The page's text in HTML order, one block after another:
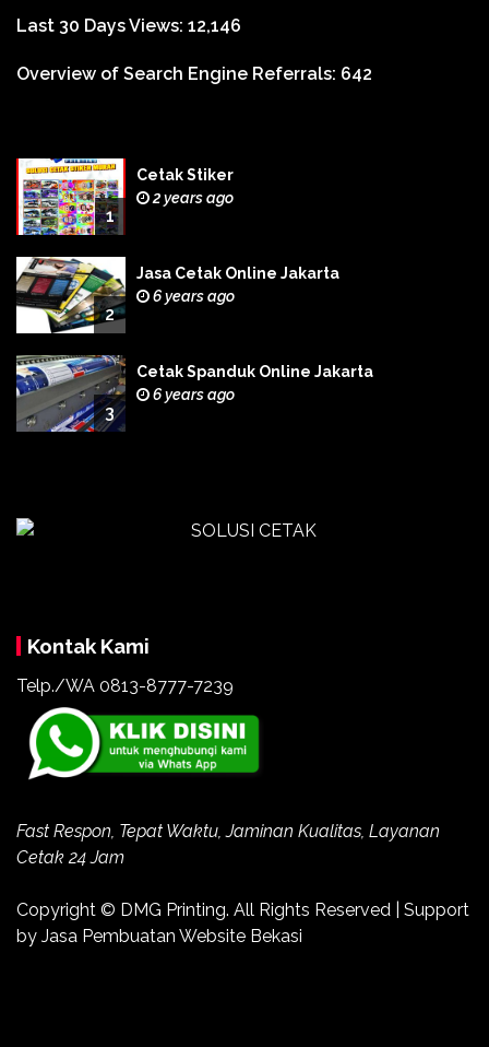
Last 30 Days Views: 12,146
Overview of Search Engine Referrals: 642
1
Cetak Stiker
2 years ago
2
Jasa Cetak Online Jakarta
6 years ago
3
Cetak Spanduk Online Jakarta
6 years ago
Kontak Kami
Telp./WA 0813-8777-7239
Fast Respon, Tepat Waktu, Jaminan Kualitas, Layanan
Cetak 24 Jam
Copyright © DMG Printing. All Rights Reserved | Support
by Jasa Pembuatan Website Bekasi